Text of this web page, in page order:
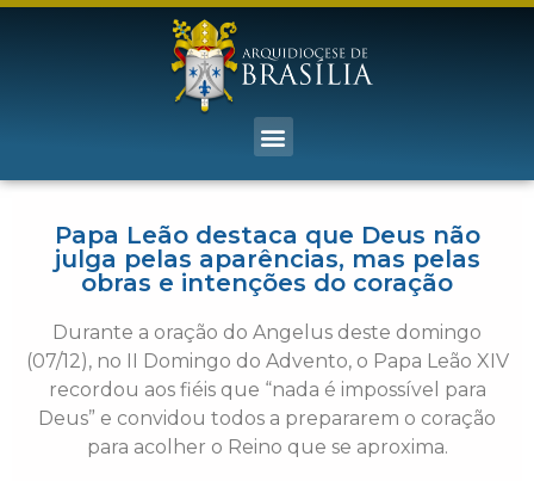
Papa Leão destaca que Deus não
julga pelas aparências, mas pelas
obras e intenções do coração
Durante a oração do Angelus deste domingo
(07/12), no II Domingo do Advento, o Papa Leão XIV
recordou aos fiéis que “nada é impossível para
Deus” e convidou todos a prepararem o coração
para acolher o Reino que se aproxima.